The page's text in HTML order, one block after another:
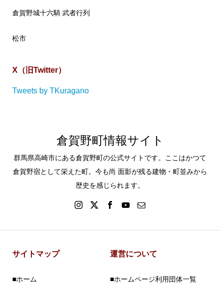
倉賀野城十六騎 武者行列
松市
X（旧Twitter）
Tweets by TKuragano
倉賀野町情報サイト
群馬県高崎市にある倉賀野町の公式サイトです。ここはかつて
倉賀野宿として栄えた町。今も尚 面影が残る建物・町並みから
歴史を感じられます。
サイトマップ
■ホーム
運営について
■ホームページ利用団体一覧